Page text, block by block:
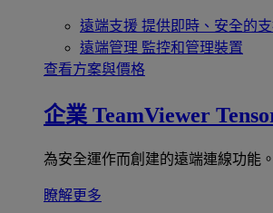
遠端支援 提供即時、安全的
遠端管理 監控和管理裝置
查看方案與價格
企業 TeamViewer
為安全運作而創建的遠端連線功能。
瞭解更多